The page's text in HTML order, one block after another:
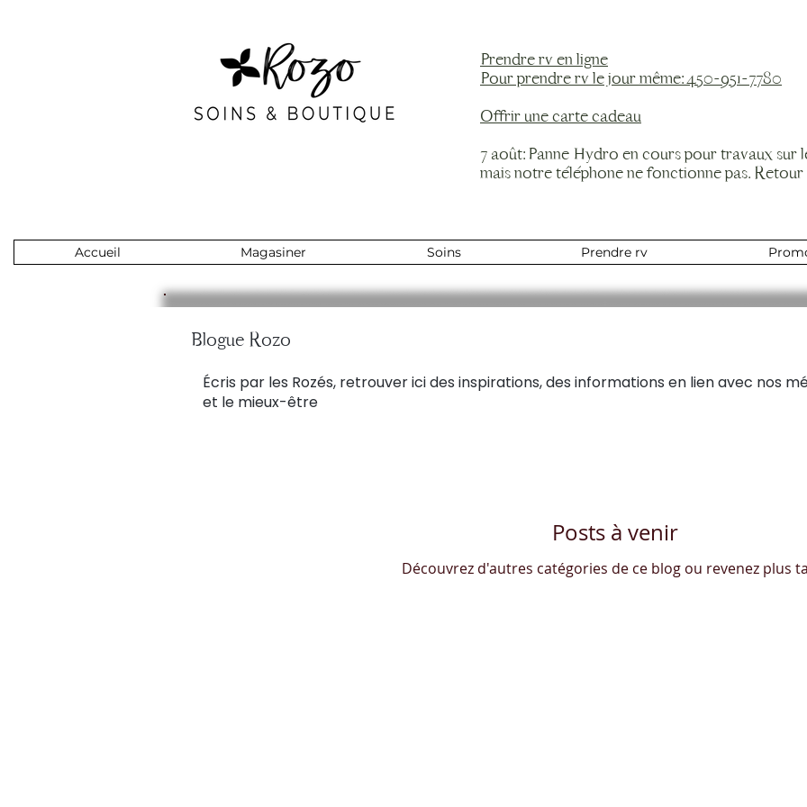
Prendre rv en ligne
Pour prendre rv le jour même: 450-951-7780
Offrir une carte cadeau
7 août: Panne Hydro en cours pour travaux sur
mais notre téléphone ne fonctionne pas.
Accueil Magasiner Soins Prendre rv
Blogue Rozo
Écris par les Rozés, retrouver ici des inspirations, des informations en lien avec nos
et le mieux-être
Posts à venir
Découvrez d'autres catégories de ce blog ou revenez plus